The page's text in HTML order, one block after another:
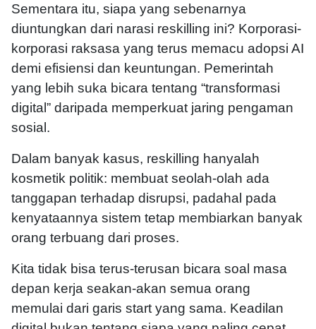
Sementara itu, siapa yang sebenarnya
diuntungkan dari narasi reskilling ini? Korporasi-
korporasi raksasa yang terus memacu adopsi AI
demi efisiensi dan keuntungan. Pemerintah
yang lebih suka bicara tentang “transformasi
digital” daripada memperkuat jaring pengaman
sosial.
Dalam banyak kasus, reskilling hanyalah
kosmetik politik: membuat seolah-olah ada
tanggapan terhadap disrupsi, padahal pada
kenyataannya sistem tetap membiarkan banyak
orang terbuang dari proses.
Kita tidak bisa terus-terusan bicara soal masa
depan kerja seakan-akan semua orang
memulai dari garis start yang sama. Keadilan